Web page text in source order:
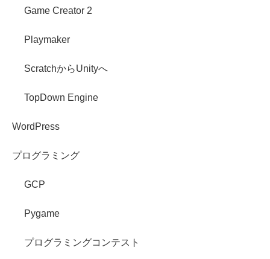
Game Creator 2
Playmaker
ScratchからUnityへ
TopDown Engine
WordPress
プログラミング
GCP
Pygame
プログラミングコンテスト